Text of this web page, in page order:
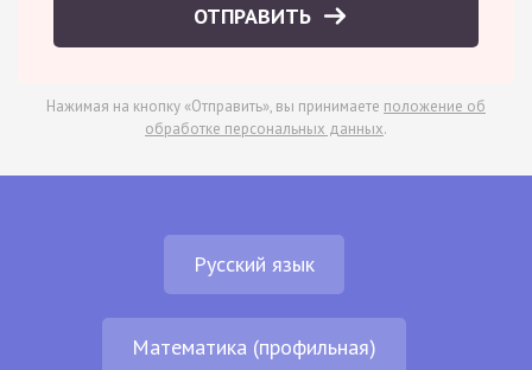
ОТПРАВИТЬ
Нажимая на кнопку «Отправить», вы принимаете положение об
обработке персональных данных.
Русский язык
Математика (профильная)